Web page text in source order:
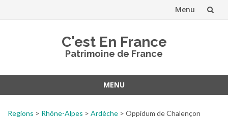
Menu
C'est En France
Patrimoine de France
MENU
Regions > Rhône-Alpes > Ardèche > Oppidum de Chalençon